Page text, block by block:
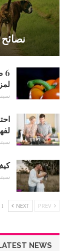
سبتمبر
سبتمبر
سبتمبر
NEXT
1 od 2 |
NEWS